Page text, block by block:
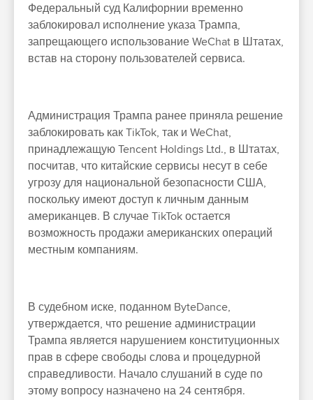
Федеральный суд Калифорнии временно
заблокировал исполнение указа Трампа,
запрещающего использование WeChat в Штатах,
встав на сторону пользователей сервиса.
Администрация Трампа ранее приняла решение
заблокировать как TikTok, так и WeChat,
принадлежащую Tencent Holdings Ltd., в Штатах,
посчитав, что китайские сервисы несут в себе
угрозу для национальной безопасности США,
поскольку имеют доступ к личным данным
американцев. В случае TikTok остается
возможность продажи американских операций
местным компаниям.
В судебном иске, поданном ByteDance,
утверждается, что решение администрации
Трампа является нарушением конституционных
прав в сфере свободы слова и процедурной
справедливости. Начало слушаний в суде по
этому вопросу назначено на 24 сентября.